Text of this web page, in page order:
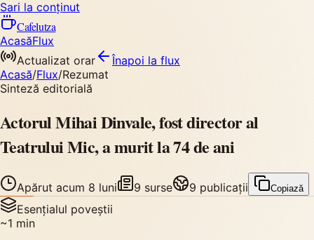
Sari la conținut
Cafelutza
AcasăFlux
Actualizat orar
Înapoi la flux
Acasă/Flux/Rezumat
Sinteză editorială
Actorul Mihai Dinvale, fost director al
Teatrului Mic, a murit la 74 de ani
Apărut acum 8 luni 9 surse 9 publicații Copiază
Esențialul poveștii
~1 min